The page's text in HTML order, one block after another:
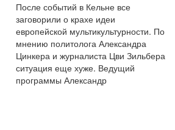
После событий в Кельне все
заговорили о крахе идеи
европейской мультикультурности. По
мнению политолога Александра
Цинкера и журналиста Цви Зильбера
ситуация еще хуже. Ведущий
программы Александр